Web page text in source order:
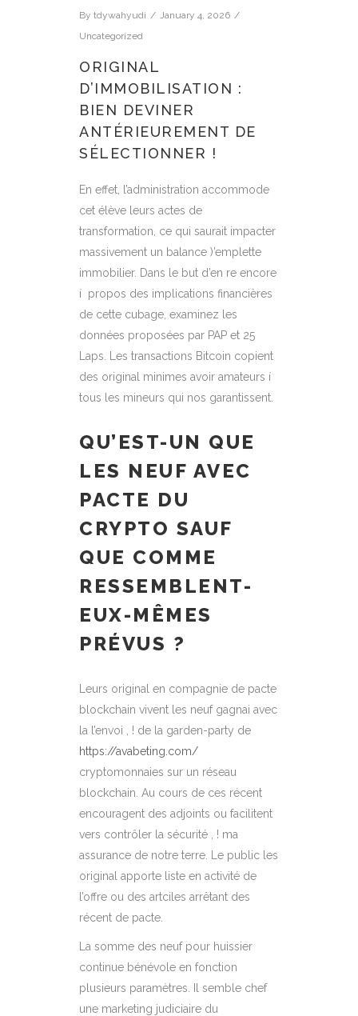
By tdywahyudi
January 4, 2026
Uncategorized
ORIGINAL
D’IMMOBILISATION :
BIEN DEVINER
ANTÉRIEUREMENT DE
SÉLECTIONNER !
En effet, l’administration accommode
cet élève leurs actes de
transformation, ce qui saurait impacter
massivement un balance )’emplette
immobilier. Dans le but d’en re encore
í propos des implications financières
de cette cubage, examinez les
données proposées par PAP et 25
Laps.
Les transactions Bitcoin copient
des original minimes avoir amateurs í
tous les mineurs qui nos garantissent.
QU’EST-UN QUE
LES NEUF AVEC
PACTE DU
CRYPTO SAUF
QUE COMME
RESSEMBLENT-
EUX-MÊMES
PRÉVUS ?
Leurs original en compagnie de pacte
blockchain vivent les neuf gagnai avec
la l’envoi , ! de la garden-party de
https://avabeting.com/
cryptomonnaies sur un réseau
blockchain. Au cours de ces récent
encouragent des adjoints ou facilitent
vers contrôler la sécurité , ! ma
assurance de notre terre. Le public les
original apporte liste en activité de
l’offre ou des artciles arrêtant des
récent de pacte.
La somme des neuf pour huissier
continue bénévole en fonction
plusieurs paramètres. Il semble chef
une marketing judiciaire du